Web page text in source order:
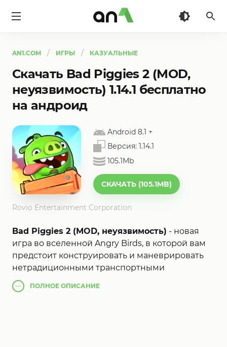
AN1.COM ИГРЫ КАЗУАЛЬНЫЕ
Скачать Bad Piggies 2 (MOD,
неуязвимость) 1.14.1 бесплатно
на андроид
Android 8.1 +
Версия: 1.14.1
105.1Mb
СКАЧАТЬ (105.1MB)
Rovio Entertainment Corporation
Bad Piggies 2 (MOD, неуязвимость) - новая
игра во вселенной Angry Birds, в которой вам
предстоит конструировать и маневрировать
нетрадиционными транспортными
средствами, чтобы провести своего главного
героя-свинью через сложные участки к
ПОЛНОЕ ОПИСАНИЕ